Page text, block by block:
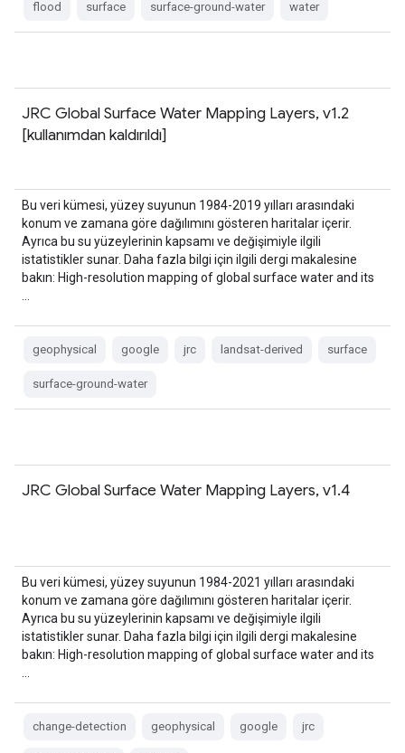
flood surface surface-ground-water water
JRC Global Surface Water Mapping Layers, v1.2
[kullanımdan kaldırıldı]
Bu veri kümesi, yüzey suyunun 1984-2019 yılları arasındaki
konum ve zamana göre dağılımını gösteren haritalar içerir.
Ayrıca bu su yüzeylerinin kapsamı ve değişimiyle ilgili
istatistikler sunar. Daha fazla bilgi için ilgili dergi makalesine
bakın: High-resolution mapping of global surface water and its
geophysical google jrc landsat-derived surface
surface-ground-water
JRC Global Surface Water Mapping Layers, v1.4
Bu veri kümesi, yüzey suyunun 1984-2021 yılları arasındaki
konum ve zamana göre dağılımını gösteren haritalar içerir.
Ayrıca bu su yüzeylerinin kapsamı ve değişimiyle ilgili
istatistikler sunar. Daha fazla bilgi için ilgili dergi makalesine
bakın: High-resolution mapping of global surface water and its
change-detection geophysical google jrc